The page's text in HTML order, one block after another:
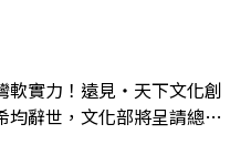
軟實力！遠見‧天下文化創
均辭世，文化部將呈請總統